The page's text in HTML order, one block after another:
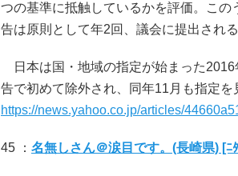
つの基準に抵触しているかを評価。こ
告は原則として年2回、議会に提出される
日本は国・地域の指定が始まった2016
告で初めて除外され、同年11月も指定を
https://news.yahoo.co.jp/articles/
45 ： 名無しさん＠涙目です。(長崎県) [ﾆ